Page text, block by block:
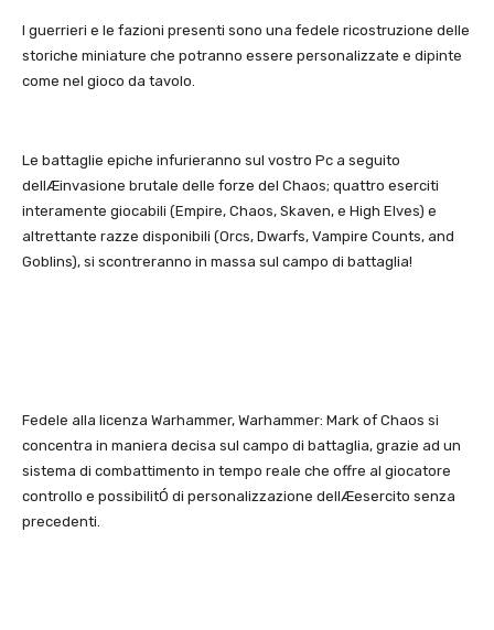
I guerrieri e le fazioni presenti sono una fedele ricostruzione delle
storiche miniature che potranno essere personalizzate e dipinte
come nel gioco da tavolo.
Le battaglie epiche infurieranno sul vostro Pc a seguito
dellÆinvasione brutale delle forze del Chaos; quattro eserciti
interamente giocabili (Empire, Chaos, Skaven, e High Elves) e
altrettante razze disponibili (Orcs, Dwarfs, Vampire Counts, and
Goblins), si scontreranno in massa sul campo di battaglia!
Fedele alla licenza Warhammer, Warhammer: Mark of Chaos si
concentra in maniera decisa sul campo di battaglia, grazie ad un
sistema di combattimento in tempo reale che offre al giocatore
controllo e possibilitÓ di personalizzazione dellÆesercito senza
precedenti.